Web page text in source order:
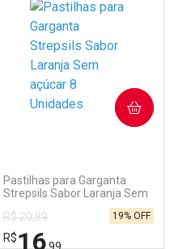
Pastilhas para Garganta
Strepsils Sabor Laranja Sem
R$ 20,89
R$16,99
19% OFF
COMPRAR